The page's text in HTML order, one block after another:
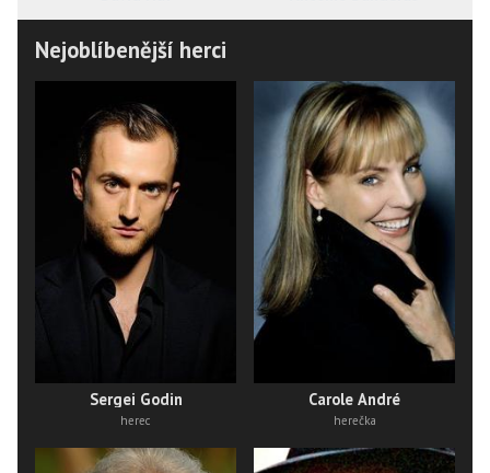
Nejoblíbenější herci
Sergei Godin
herec
Carole André
herečka